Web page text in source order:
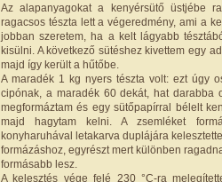
Az alapanyagokat a kenyérsütő üstjébe
ragacsos tészta lett a végeredmény, ami a
jobban szeretem, ha a kelt lágyabb
kisülni. A következő sütéshez kivettem egy
majd így került a hűtőbe.
A maradék 1 kg nyers tészta volt: ezt úgy
cipónak, a maradék 60 dekát, hat darabba
megformáztam és egy sütőpapírral bélelt
majd hagytam kelni. A zsemléket
konyharuhával letakarva duplájára
formázáshoz, egyrészt mert különben
formásabb lesz.
A kelesztés vége felé 230 °C-ra